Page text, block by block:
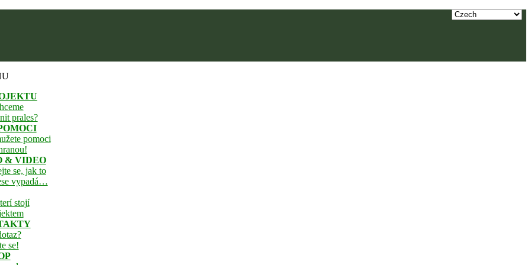
prales?
pomoci
& VIDEO
se, jak to
vypadá…
stojí
se!